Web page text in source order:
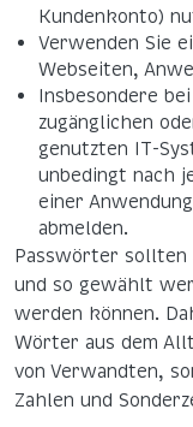
Kundenkonto)
Verwenden Sie
Webseiten,
Insbesondere
zugänglichen
genutzten IT-
unbedingt nach
einer
abmelden.
Passwörter sollten
und so gewählt
werden können.
Wörter aus dem
von Verwandten,
Zahlen und